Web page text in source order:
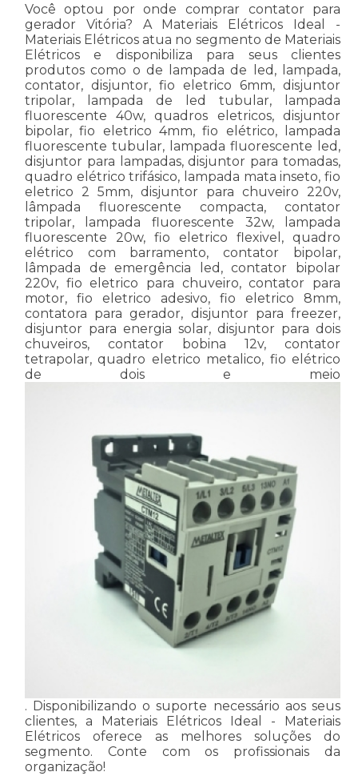
Você optou por onde comprar contator para
gerador Vitória? A Materiais Elétricos Ideal -
Materiais Elétricos atua no segmento de Materiais
Elétricos e disponibiliza para seus clientes
produtos como o de lampada de led, lampada,
contator, disjuntor, fio eletrico 6mm, disjuntor
tripolar, lampada de led tubular, lampada
fluorescente 40w, quadros eletricos, disjuntor
bipolar, fio eletrico 4mm, fio elétrico, lampada
fluorescente tubular, lampada fluorescente led,
disjuntor para lampadas, disjuntor para tomadas,
quadro elétrico trifásico, lampada mata inseto, fio
eletrico 2 5mm, disjuntor para chuveiro 220v,
lâmpada fluorescente compacta, contator
tripolar, lampada fluorescente 32w, lampada
fluorescente 20w, fio eletrico flexivel, quadro
elétrico com barramento, contator bipolar,
lâmpada de emergência led, contator bipolar
220v, fio eletrico para chuveiro, contator para
motor, fio eletrico adesivo, fio eletrico 8mm,
contatora para gerador, disjuntor para freezer,
disjuntor para energia solar, disjuntor para dois
chuveiros, contator bobina 12v, contator
tetrapolar, quadro eletrico metalico, fio elétrico
de dois e meio
. Disponibilizando o suporte necessário aos seus
clientes, a Materiais Elétricos Ideal - Materiais
Elétricos oferece as melhores soluções do
segmento. Conte com os profissionais da
organização!